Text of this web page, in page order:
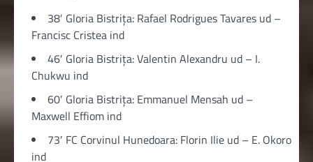
38′ Gloria Bistriţa: Rafael Rodrigues Tavares ud –
Francisc Cristea ind
46′ Gloria Bistriţa: Valentin Alexandru ud – I.
Chukwu ind
60′ Gloria Bistriţa: Emmanuel Mensah ud –
Maxwell Effiom ind
73′ FC Corvinul Hunedoara: Florin Ilie ud – E. Okoro
ind